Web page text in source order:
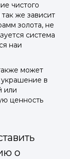
чистого
же зависит
золота, не
система
наи
может
украшение в
или
ценность
о